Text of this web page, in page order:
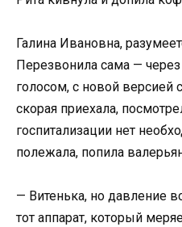
Галина Ивановна,
Перезвонила сама —
голосом, с новой версией
скорая приехала,
госпитализации нет
полежала, попила
— Витенька, но давление
тот аппарат, который